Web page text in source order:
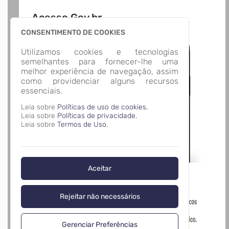
CONSENTIMENTO DE COOKIES
Utilizamos cookies e tecnologias
semelhantes para fornecer-lhe uma
melhor experiência de navegação, assim
como providenciar alguns recursos
essenciais.
Leia sobre Políticas de uso de cookies.
Leia sobre Políticas de privacidade.
Leia sobre Termos de Uso.
Aceitar
Rejeitar não necessários
Gerenciar Preferências
Acesso Gov.br